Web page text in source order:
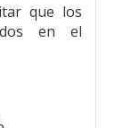
que los
en el